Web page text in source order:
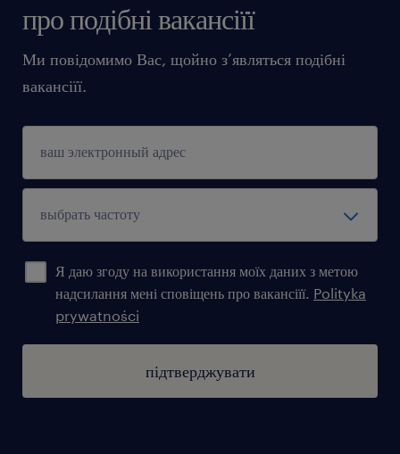
про подібні вакансіїї
Ми повідомимо Вас, щойно з’являться подібні
вакансіїї.
Я даю згоду на використання моїх даних з метою
надсилання мені сповіщень про вакансіїї. Polityka
prywatności
підтверджувати